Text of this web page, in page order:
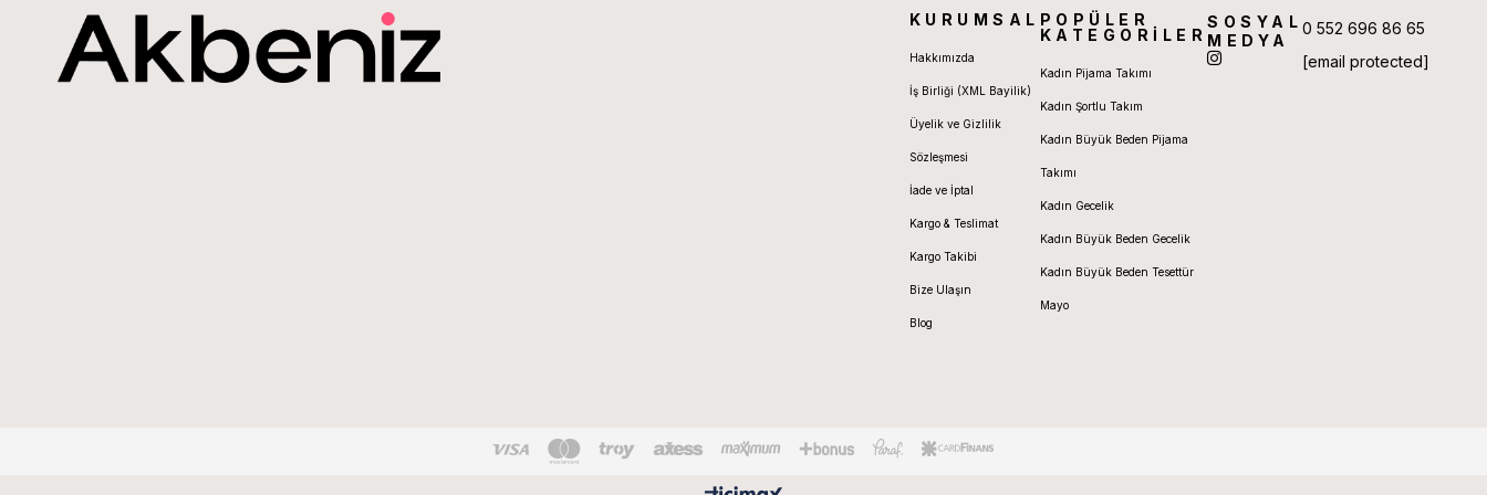
KURUMSAL
Hakkımızda
İş Birliği (XML Bayilik)
Üyelik ve Gizlilik
Sözleşmesi
İade ve İptal
Kargo & Teslimat
Kargo Takibi
Bize Ulaşın
Blog
POPÜLER
KATEGORİLER
Kadın Pijama Takımı
Kadın Şortlu Takım
Kadın Büyük Beden Pijama
Takımı
Kadın Gecelik
Kadın Büyük Beden Gecelik
Kadın Büyük Beden Tesettür
Mayo
SOSYAL
MEDYA
0 552 696 86 65
[email protected]